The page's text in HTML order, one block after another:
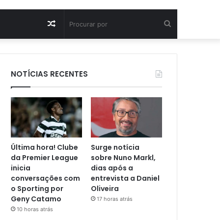
por
Artigo
aleatório
NOTÍCIAS RECENTES
Última hora! Clube
da Premier League
inicia
conversações com
o Sporting por
Geny Catamo
10 horas atrás
Surge notícia
sobre Nuno Markl,
dias após a
entrevista a Daniel
Oliveira
17 horas atrás